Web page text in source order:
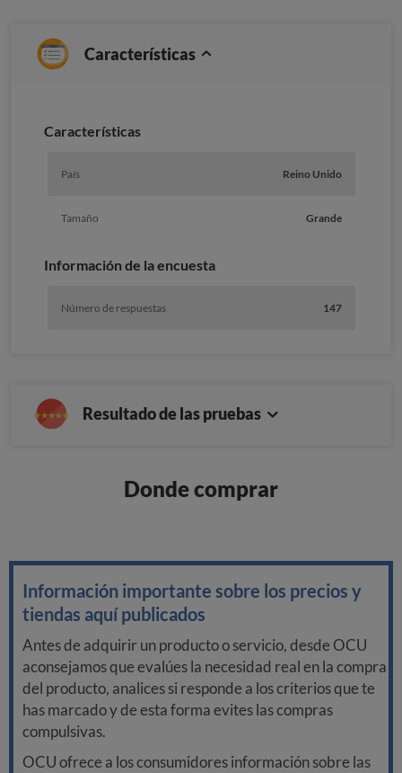
Características
Características
País Reino Unido
Tamaño Grande
Información de la encuesta
Número de respuestas 147
Resultado de las pruebas
Donde comprar
Información importante sobre los precios y
tiendas aquí publicados
Antes de adquirir un producto o servicio, desde OCU
aconsejamos que evalúes la necesidad real en la compra
del producto, analices si responde a los criterios que te
has marcado y de esta forma evites las compras
compulsivas.
OCU ofrece a los consumidores información sobre las